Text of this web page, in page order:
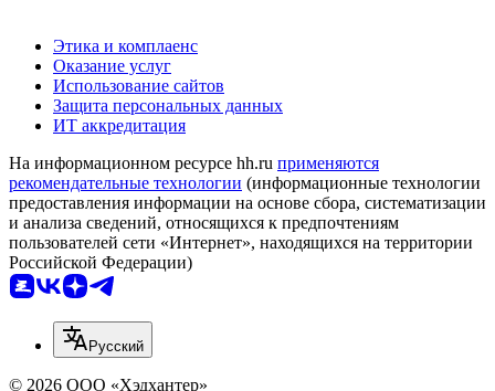
Этика и комплаенс
Оказание услуг
Использование сайтов
Защита персональных данных
ИТ аккредитация
На информационном ресурсе hh.ru применяются
рекомендательные технологии (информационные технологии
предоставления информации на основе сбора, систематизации
и анализа сведений, относящихся к предпочтениям
пользователей сети «Интернет», находящихся на территории
Российской Федерации)
Русский
© 2026 ООО «Хэдхантер»